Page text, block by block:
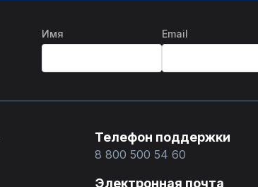
Имя Email
Телефон поддержки
8 800 500 54 60
Электронная почта